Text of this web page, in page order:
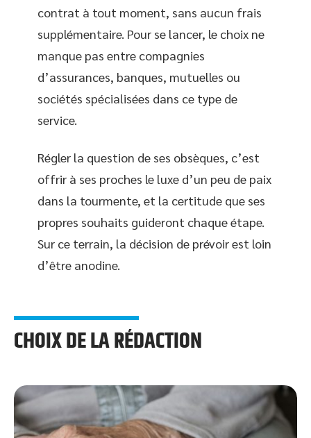
contrat à tout moment, sans aucun frais
supplémentaire. Pour se lancer, le choix ne
manque pas entre compagnies
d’assurances, banques, mutuelles ou
sociétés spécialisées dans ce type de
service.
Régler la question de ses obsèques, c’est
offrir à ses proches le luxe d’un peu de paix
dans la tourmente, et la certitude que ses
propres souhaits guideront chaque étape.
Sur ce terrain, la décision de prévoir est loin
d’être anodine.
CHOIX DE LA RÉDACTION